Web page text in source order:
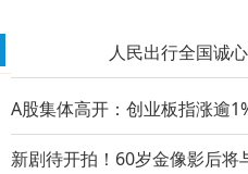
人民出行全国诚
世界级技术赋能 鲲鹏超能混
“理工男”奇瑞是如何将混动安
A股集体高开：创业板指涨逾
新剧待开拍！60岁金像影后将